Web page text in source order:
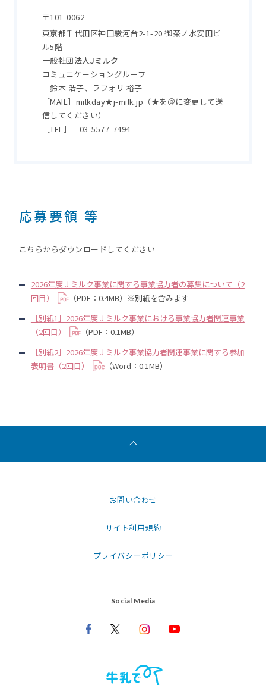
〒101-0062
東京都千代田区神田駿河台2-1-20 御茶ノ水安田ビ
ル5階
一般社団法人Jミルク
コミュニケーショングループ
鈴木 浩子、ラフォリ 裕子
［MAIL］milkday★j-milk.jp （★を＠に変更して送
信してください）
［TEL］ 03-5577-7494
応募要領 等
こちらからダウンロードしてください
2026年度Ｊミルク事業に関する事業協力者の募集について（2
回目）
（PDF：0.4MB）※別紙を含みます
［別紙1］2026年度Ｊミルク事業における事業協力者関連事業
（2回目）
（PDF：0.1MB）
［別紙2］2026年度Ｊミルク事業協力者関連事業に関する参加
表明書（2回目）
（Word：0.1MB）
お問い合わせ
サイト利用規約
プライバシーポリシー
Social Media